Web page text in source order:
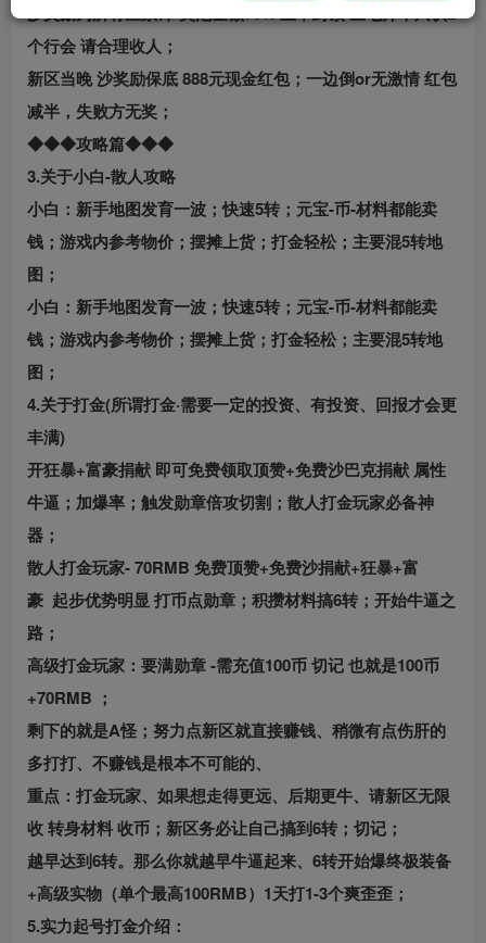
沙奖励为所有区累计-奖池金额70% 上不封顶 三七开；只认2
个行会 请合理收人；
新区当晚 沙奖励保底 888元现金红包；一边倒or无激情 红包
减半，失败方无奖；
◆◆◆攻略篇◆◆◆
3.关于小白-散人攻略
小白：新手地图发育一波；快速5转；元宝-币-材料都能卖
钱；游戏内参考物价；摆摊上货；打金轻松；主要混5转地
图；
小白：新手地图发育一波；快速5转；元宝-币-材料都能卖
钱；游戏内参考物价；摆摊上货；打金轻松；主要混5转地
图；
4.关于打金(所谓打金·需要一定的投资、有投资、回报才会更
丰满)
开狂暴+富豪捐献 即可免费领取顶赞+免费沙巴克捐献 属性
牛逼；加爆率；触发勋章倍攻切割；散人打金玩家必备神
器；
散人打金玩家- 70RMB 免费顶赞+免费沙捐献+狂暴+富
豪 起步优势明显 打币点勋章；积攒材料搞6转；开始牛逼之
路；
高级打金玩家：要满勋章 -需充值100币 切记 也就是100币
+70RMB ；
剩下的就是A怪；努力点新区就直接赚钱、稍微有点伤肝的
多打打、不赚钱是根本不可能的、
重点：打金玩家、如果想走得更远、后期更牛、请新区无限
收 转身材料 收币；新区务必让自己搞到6转；切记；
越早达到6转。那么你就越早牛逼起来、6转开始爆终极装备
+高级实物（单个最高100RMB）1天打1-3个爽歪歪；
5.实力起号打金介绍：